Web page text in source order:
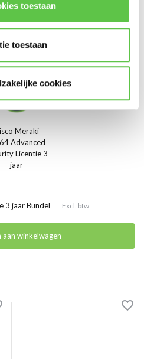
toestaan
toestaan
cookies
Meraki
Advanced
Licentie 3
jaar
3 jaar Bundel Excl. btw
aan winkelwagen